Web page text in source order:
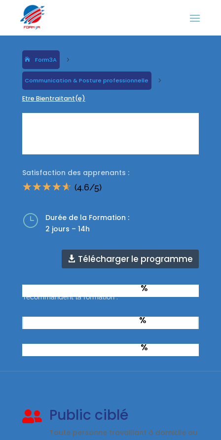
Form3A 5
Communication & Posture professionnelle 5
Etre Bientraitant(e)
Etre
Satisfaction des apprenants :
☆☆☆☆☆ (4.6/5)
}
Durée de la Formation :
2 jours – 14h
Télécharger le programme
recommandent la formation :
%
%
%
 Public ciblé
Toute personne travaillant à domicile ou